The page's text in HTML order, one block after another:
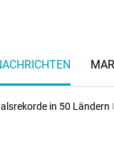
in 50 Ländern